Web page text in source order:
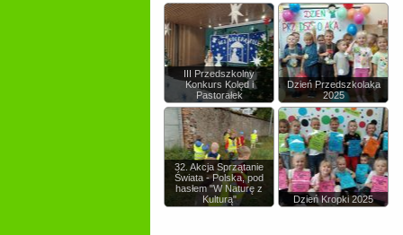
III Przedszkolny
Konkurs Kolęd i
Pastorałek
Dzień Przedszkolaka
2025
32. Akcja Sprzątanie
Świata - Polska, pod
hasłem "W Naturę z
Kulturą"
Dzień Kropki 2025